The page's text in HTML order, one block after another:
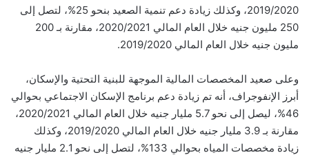
2019/2020، وكذلك زيادة دعم تنمية الصعيد بنحو 25%، لتصل إلى
250 مليون جنيه خلال العام المالي 2020/2021، مقارنة بـ 200
مليون جنيه خلال العام المالي 2019/2020.
وعلى صعيد المخصصات المالية الموجهة للبنية التحتية والإسكان،
أبرز الإنفوجراف، أنه تم زيادة دعم برنامج الإسكان الاجتماعي بحوالي
46%، ليصل إلى نحو 5.7 مليار جنيه خلال العام المالي 2020/2021،
مقارنة بـ 3.9 مليار جنيه خلال العام المالي 2019/2020، وكذلك
زيادة مخصصات المياه بحوالي 133%، لتصل إلى نحو 2.1 مليار جنيه